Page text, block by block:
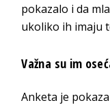
pokazalo i da
ukoliko ih imaju
Važna su im
Anketa je